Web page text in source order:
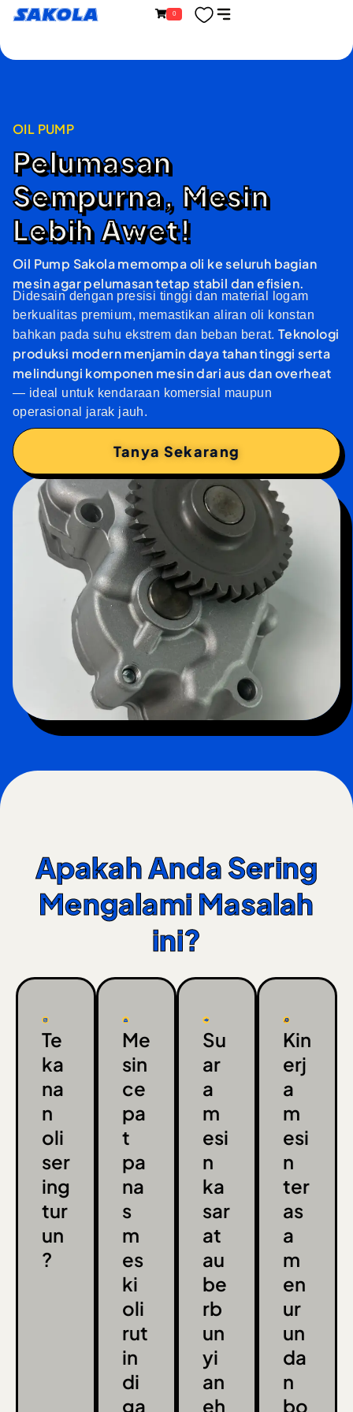
content
LewatiSakola 0
OIL PUMP
Pelumasan
Sempurna, Mesin
Lebih Awet!
Oil Pump Sakola memompa oli ke seluruh bagian
mesin agar pelumasan tetap stabil dan efisien.
Didesain dengan presisi tinggi dan material logam
berkualitas premium, memastikan aliran oli konstan
bahkan pada suhu ekstrem dan beban berat. Teknologi
produksi modern menjamin daya tahan tinggi serta
melindungi komponen mesin dari aus dan overheat
— ideal untuk kendaraan komersial maupun
operasional jarak jauh.
Tanya Sekarang
Apakah Anda Sering
Mengalami Masalah
ini?
Te
ka
na
n
oli
ser
ing
tur
un
?
Me
sin
ce
pa
t
pa
na
s
m
es
ki
oli
rut
in
di
ga
Su
ar
a
m
esi
n
ka
sar
at
au
be
rb
un
yi
an
eh
Kin
erj
a
m
esi
n
ter
as
a
m
en
ur
un
da
n
bo